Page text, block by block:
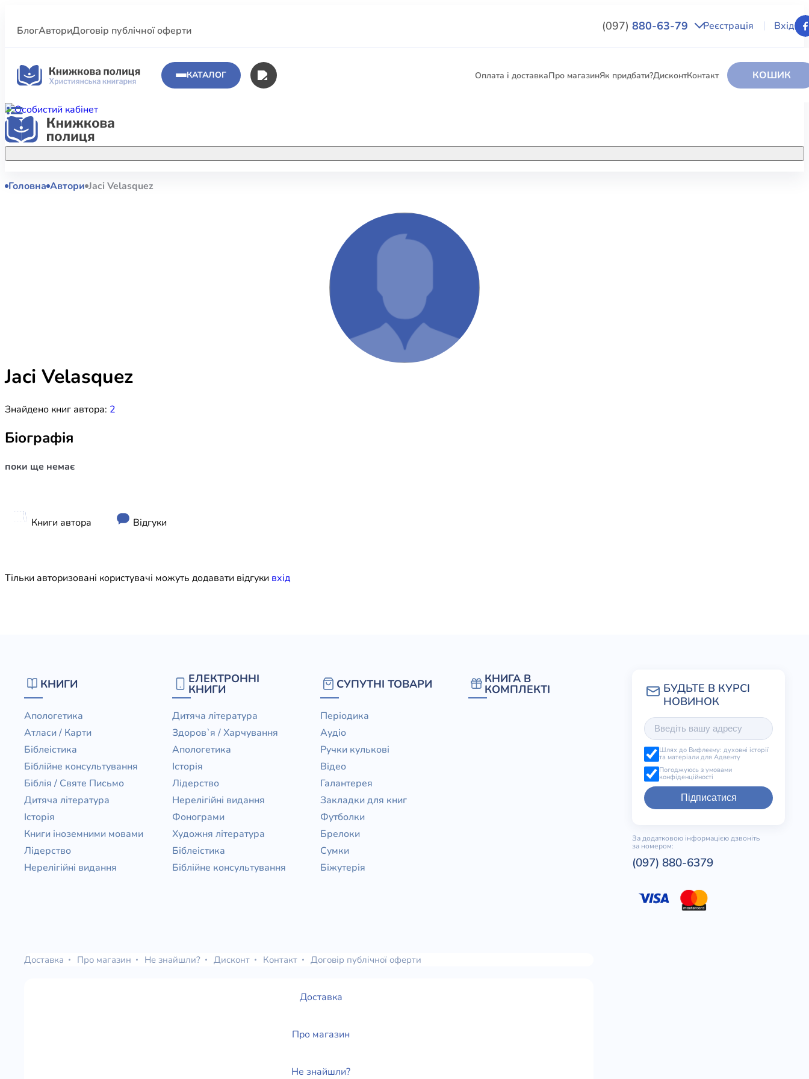
БлогАвториДоговір публічної оферти (097) 880-63-79 Реєстрація Вхід
КАТАЛОГ Оплата і доставкаПро магазинЯк придбати?ДисконтКонтакт КОШИК
Акційні пропозиції
полиці.
КНИГИ
Біблійне консультування
Художня література
ЕЛЕКТРОННІ КНИГИ
КНИГА В КОМПЛЕКТІ
Головна Автори Jaci Velasquez
Jaci Velasquez
Знайдено книг автора: 2
Біографія
поки ще немає
Книги автора Відгуки
Тільки авторизовані користувачі можуть додавати відгуки вхiд
КНИГИ
Апологетика
Атласи / Карти
Біблеістика
Біблійне консультування
Біблія / Святе Письмо
Дитяча література
Історія
Книги іноземними мовами
Лідерство
Нерелігійні видання
ЕЛЕКТРОННІ
КНИГИ
Дитяча література
Здоров`я / Харчування
Апологетика
Історія
Лідерство
Нерелігійні видання
Фонограми
Художня література
Біблеістика
Біблійне консультування
СУПУТНІ ТОВАРИ
Періодика
Аудіо
Ручки кулькові
Відео
Галантерея
Закладки для книг
Футболки
Брелоки
Сумки
Біжутерія
КНИГА В
КОМПЛЕКТІ
Шлях до Вифлеєму: духовні історії
та матеріали для Адвенту
Погоджуюсь з умовами
конфіденційності
Підписатися
За додатковою інформацією дзвоніть
за номером:
(097) 880-6379
Доставка Про магазин Не знайшли? Дисконт Контакт Договір публічної оферти
Доставка
Про магазин
Не знайшли?